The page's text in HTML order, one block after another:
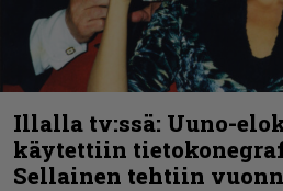
Illalla tv:ssä: Uuno-
käytettiin
Sellainen tehtiin